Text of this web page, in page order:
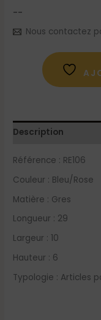
--
Nous contactez
Description
Référence : RE106
Couleur : Bleu/Rose
Matière : Gres
Longueur : 29
Largeur : 10
Hauteur : 6
Typologie : Articles